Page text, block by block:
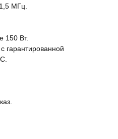
МГц.
150 Вт.
гарантированной